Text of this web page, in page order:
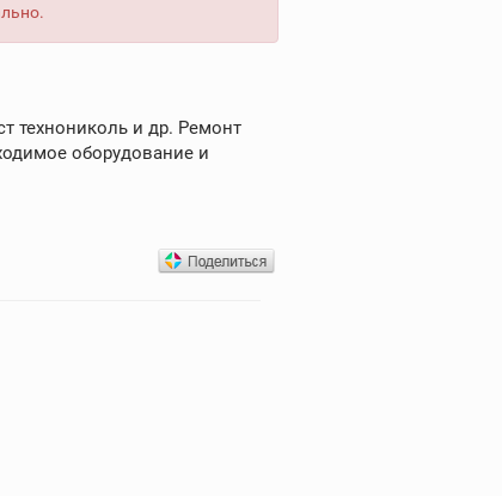
технониколь и др. Ремонт
оборудование и